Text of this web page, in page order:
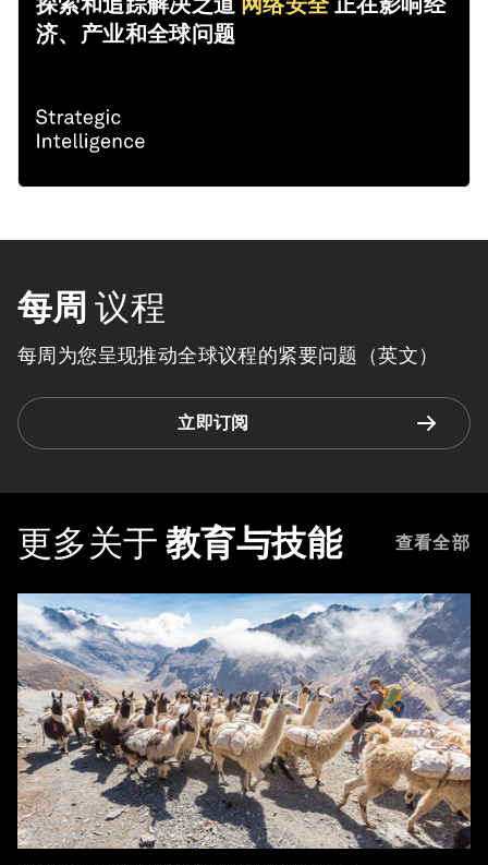
济、产业和全球问题
每周 议程
每周为您呈现推动全球议程的紧要问题（英文）
立即订阅
更多关于 教育与技能 查看全部